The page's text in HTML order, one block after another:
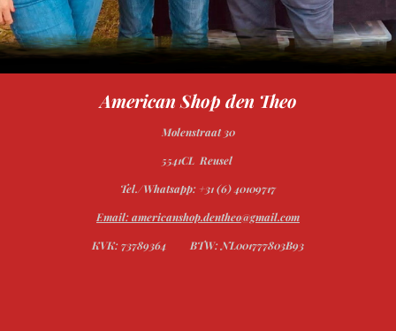
American Shop den Theo
Molenstraat 30
5541CL Reusel
Tel./Whatsapp: +31 (6) 40109717
Email: americanshop.dentheo@gmail.com
KVK: 73789364 BTW: NL001777803B93